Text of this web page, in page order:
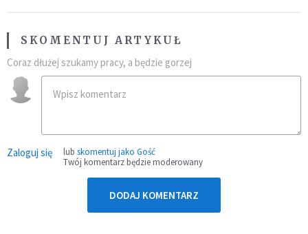
SKOMENTUJ ARTYKUŁ
Coraz dłużej szukamy pracy, a będzie gorzej
Zaloguj się lub skomentuj jako Gość
Twój komentarz będzie moderowany
DODAJ KOMENTARZ